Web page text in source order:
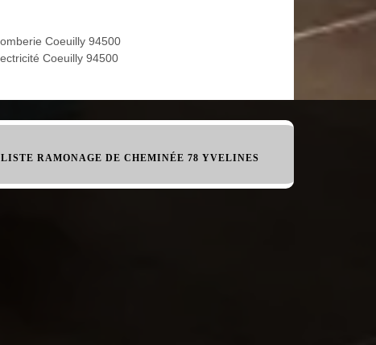
Coeuilly 94500
Coeuilly 94500
RAMONAGE DE CHEMINÉE 78 YVELINES